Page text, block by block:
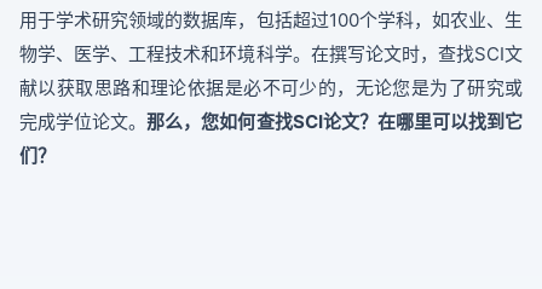
用于学术研究领域的数据库，包括超过100个学科，如农业、生
物学、医学、工程技术和环境科学。在撰写论文时，查找SCI文
献以获取思路和理论依据是必不可少的，无论您是为了研究或
完成学位论文。那么，您如何查找SCI论文？在哪里可以找到它
们？